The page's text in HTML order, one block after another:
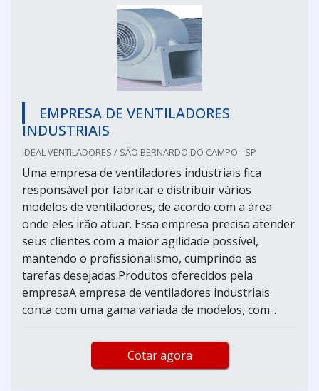
EMPRESA DE VENTILADORES
INDUSTRIAIS
IDEAL VENTILADORES / SÃO BERNARDO DO CAMPO - SP
Uma empresa de ventiladores industriais fica
responsável por fabricar e distribuir vários
modelos de ventiladores, de acordo com a área
onde eles irão atuar. Essa empresa precisa atender
seus clientes com a maior agilidade possível,
mantendo o profissionalismo, cumprindo as
tarefas desejadas.Produtos oferecidos pela
empresaA empresa de ventiladores industriais
conta com uma gama variada de modelos, com...
Cotar agora